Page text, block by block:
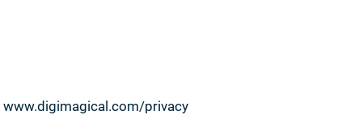
www.digimagical.com/privacy